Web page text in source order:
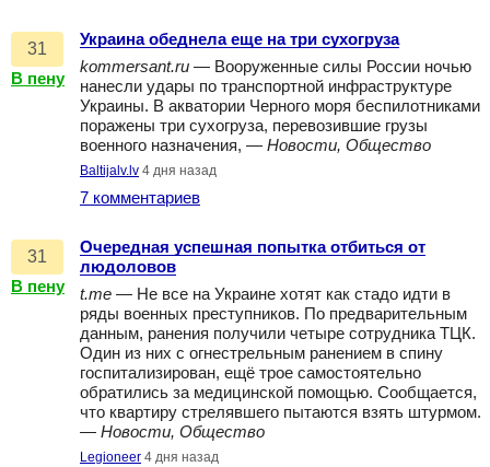
31
В пену
Украина обеднела еще на три сухогруза
kommersant.ru — Вооруженные силы России ночью
нанесли удары по транспортной инфраструктуре
Украины. В акватории Черного моря беспилотниками
поражены три сухогруза, перевозившие грузы
военного назначения, — Новости, Общество
Baltijalv.lv 4 дня назад
7 комментариев
31
В пену
Очередная успешная попытка отбиться от
людоловов
t.me — Не все на Украине хотят как стадо идти в
ряды военных преступников. По предварительным
данным, ранения получили четыре сотрудника ТЦК.
Один из них с огнестрельным ранением в спину
госпитализирован, ещё трое самостоятельно
обратились за медицинской помощью. Сообщается,
что квартиру стрелявшего пытаются взять штурмом.
— Новости, Общество
Legioneer 4 дня назад